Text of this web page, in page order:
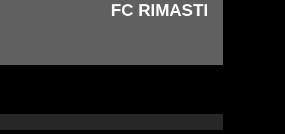
FC RIMASTI